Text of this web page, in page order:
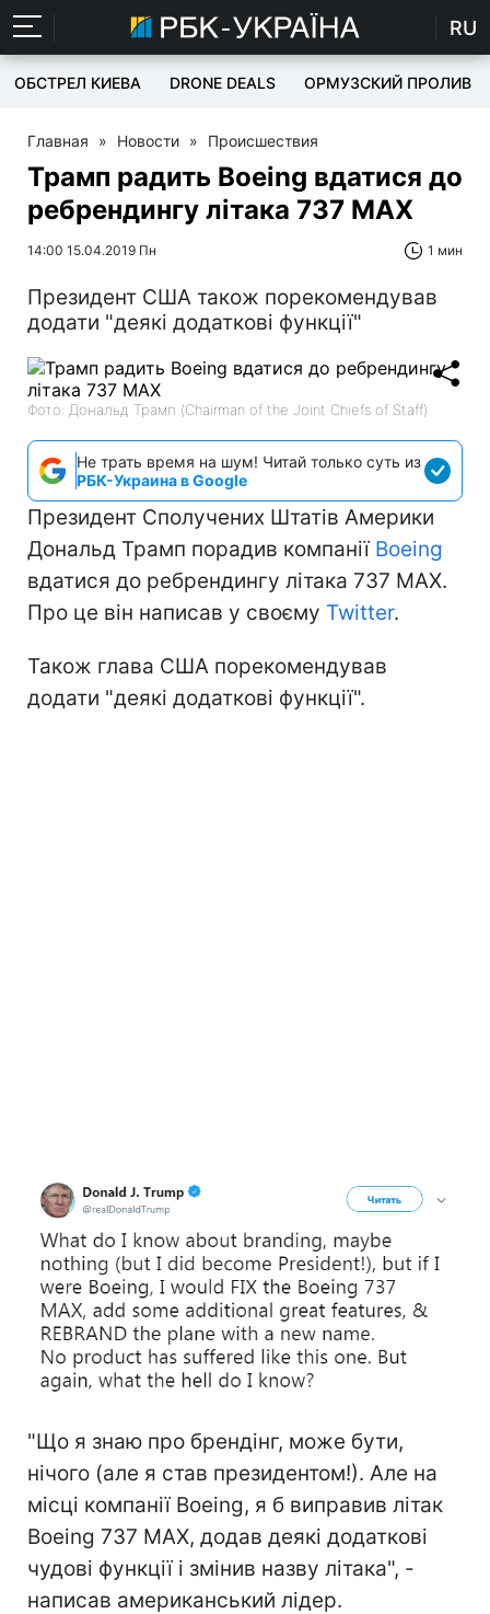
RU
ОБСТРЕЛ КИЕВА DRONE DEALS ОРМУЗСКИЙ ПРОЛИВ
Главная » Новости » Происшествия
Трамп радить Boeing вдатися до
ребрендингу літака 737 MAX
14:00 15.04.2019 Пн 1 мин
Президент США також порекомендував
додати "деякі додаткові функції"
Фото: Дональд Трамп (Chairman of the Joint Chiefs of Staff)
Не трать время на шум! Читай только суть из
РБК-Украина в Google
Президент Сполучених Штатів Америки
Дональд Трамп порадив компанії Boeing
вдатися до ребрендингу літака 737 MAX.
Про це він написав у своєму Twitter.
Також глава США порекомендував
додати "деякі додаткові функції".
"Що я знаю про брендінг, може бути,
нічого (але я став президентом!). Але на
місці компанії Boeing, я б виправив літак
Boeing 737 MAX, додав деякі додаткові
чудові функції і змінив назву літака", -
написав американський лідер.